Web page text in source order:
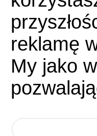
reklamę
My jako